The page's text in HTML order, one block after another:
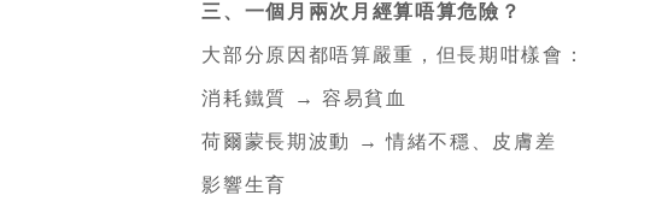
三、一個月兩次月經算唔算危險？
大部分原因都唔算嚴重，但長期咁樣會：
消耗鐵質 → 容易貧血
荷爾蒙長期波動 → 情緒不穩、皮膚差
影響生育